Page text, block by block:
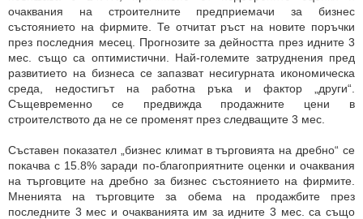
очаквания на строителните предприемачи за бизнес
състоянието на фирмите. Те отчитат ръст на новите поръчки
през последния месец. Прогнозите за дейността през идните 3
мес. също са оптимистични. Най-големите затруднения пред
развитието на бизнеса се запазват несигурната икономическа
среда, недостигът на работна ръка и фактор „други“.
Същевременно се предвижда продажните цени в
строителството да не се променят през следващите 3 мес.
Съставен показател „бизнес климат в търговията на дребно“ се
покачва с 15.8% заради по-благоприятните оценки и очаквания
на търговците на дребно за бизнес състоянието на фирмите.
Мненията на търговците за обема на продажбите през
последните 3 мес и очакванията им за идните 3 мес. са също